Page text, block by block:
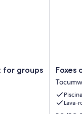
for groups
Foxes
on
the
Green
Foxes
Piscina
Lava-